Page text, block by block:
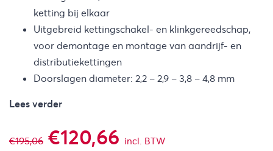
ketting bij elkaar
Uitgebreid kettingschakel- en klinkgereedschap,
voor demontage en montage van aandrijf- en
distributiekettingen
Doorslagen diameter: 2,2 – 2,9 – 3,8 – 4,8 mm
Lees verder
€195,06 Oorspronkelijke
€120,66 Huidige
incl. BTW